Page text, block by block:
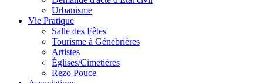
Urbanisme
Vie Pratique
Salle des Fêtes
Tourisme à Génebrières
Artistes
Églises/Cimetières
Rezo Pouce